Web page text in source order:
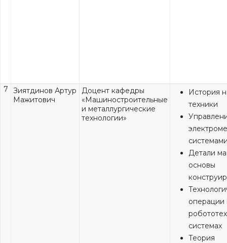
7
Зиятдинов Артур
Мажитович
Доцент кафедры
«Машиностроительные
и металлургические
технологии»
История
техники
Детали
основы
операции
системах
Теория